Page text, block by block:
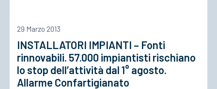
Cosa Facciamo
Associarsi
29 Marzo 2013
INSTALLATORI IMPIANTI – Fonti
rinnovabili. 57.000 impiantisti rischiano
lo stop dell’attività dal 1° agosto.
Allarme Confartigianato